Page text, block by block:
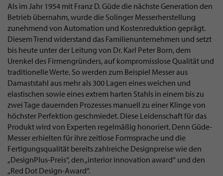
Als im Jahr 1954 mit Franz D. Güde die nächste Generation den
Betrieb übernahm, wurde die Solinger Messerherstellung
zunehmend von Automation und Kostenreduktion geprägt.
Diesem Trend widerstand das Familienunternehmen und setzt
bis heute unter der Leitung von Dr. Karl Peter Born, dem
Urenkel des Firmengründers, auf kompromisslose Qualität und
traditionelle Werte. So werden zum Beispiel Messer aus
Damaststahl aus mehr als 300 Lagen eines weichen und
elastischen sowie eines extrem harten Stahls in einem bis zu
zwei Tage dauernden Prozesses manuell zu einer Klinge von
höchster Perfektion geschmiedet. Diese Leidenschaft für das
Produkt wird von Experten regelmäßig honoriert. Denn Güde-
Messer erhielten für ihre zeitlose Formsprache und die
Fertigungsqualität bereits zahlreiche Designpreise wie den
„DesignPlus-Preis“, den „interior innovation award“ und den
„Red Dot Design-Award“.